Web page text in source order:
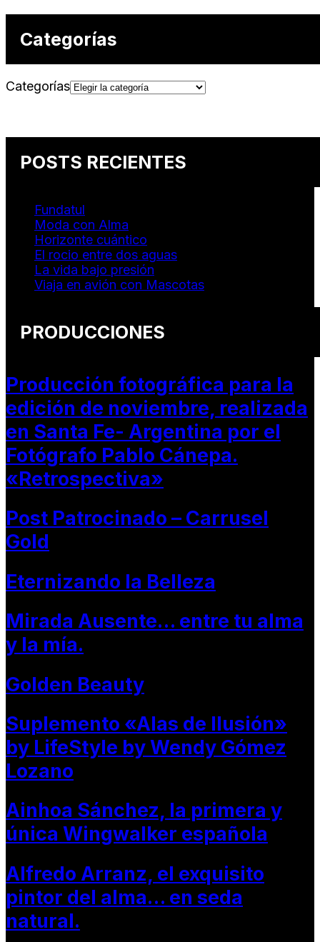
Categorías
Categorías
POSTS RECIENTES
Fundatul
Moda con Alma
Horizonte cuántico
El rocio entre dos aguas
La vida bajo presión
Viaja en avión con Mascotas
PRODUCCIONES
Producción fotográfica para la
edición de noviembre, realizada
en Santa Fe- Argentina por el
Fotógrafo Pablo Cánepa.
«Retrospectiva»
Post Patrocinado – Carrusel
Gold
Eternizando la Belleza
Mirada Ausente… entre tu alma
y la mía.
Golden Beauty
Suplemento «Alas de Ilusión»
by LifeStyle by Wendy Gómez
Lozano
Ainhoa Sánchez, la primera y
única Wingwalker española
Alfredo Arranz, el exquisito
pintor del alma… en seda
natural.